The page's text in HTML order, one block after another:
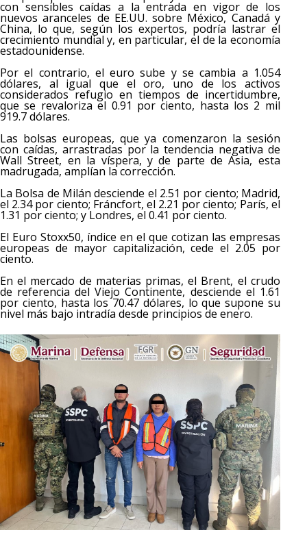
con sensibles caídas a la entrada en vigor de los
nuevos aranceles de EE.UU. sobre México, Canadá y
China, lo que, según los expertos, podría lastrar el
crecimiento mundial y, en particular, el de la economía
estadounidense.
Por el contrario, el euro sube y se cambia a 1.054
dólares, al igual que el oro, uno de los activos
considerados refugio en tiempos de incertidumbre,
que se revaloriza el 0.91 por ciento, hasta los 2 mil
919.7 dólares.
Las bolsas europeas, que ya comenzaron la sesión
con caídas, arrastradas por la tendencia negativa de
Wall Street, en la víspera, y de parte de Asia, esta
madrugada, amplían la corrección.
La Bolsa de Milán desciende el 2.51 por ciento; Madrid,
el 2.34 por ciento; Fráncfort, el 2.21 por ciento; París, el
1.31 por ciento; y Londres, el 0.41 por ciento.
El Euro Stoxx50, índice en el que cotizan las empresas
europeas de mayor capitalización, cede el 2.05 por
ciento.
En el mercado de materias primas, el Brent, el crudo
de referencia del Viejo Continente, desciende el 1.61
por ciento, hasta los 70.47 dólares, lo que supone su
nivel más bajo intradía desde principios de enero.